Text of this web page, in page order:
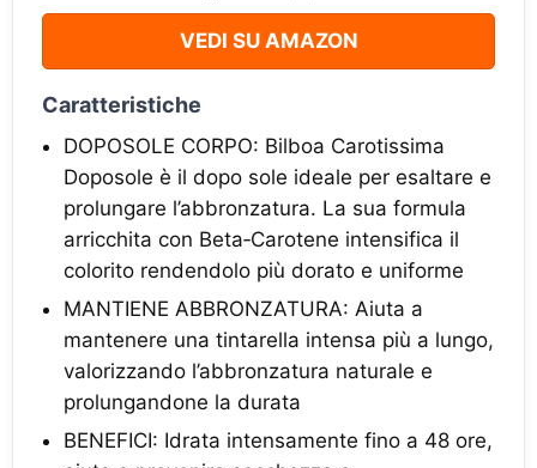
VEDI SU AMAZON
Caratteristiche
DOPOSOLE CORPO: Bilboa Carotissima
Doposole è il dopo sole ideale per esaltare e
prolungare l’abbronzatura. La sua formula
arricchita con Beta‑Carotene intensifica il
colorito rendendolo più dorato e uniforme
MANTIENE ABBRONZATURA: Aiuta a
mantenere una tintarella intensa più a lungo,
valorizzando l’abbronzatura naturale e
prolungandone la durata
BENEFICI: Idrata intensamente fino a 48 ore,